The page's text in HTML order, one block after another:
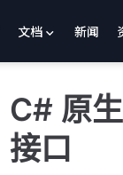
文档 新闻
C# 原生
接口